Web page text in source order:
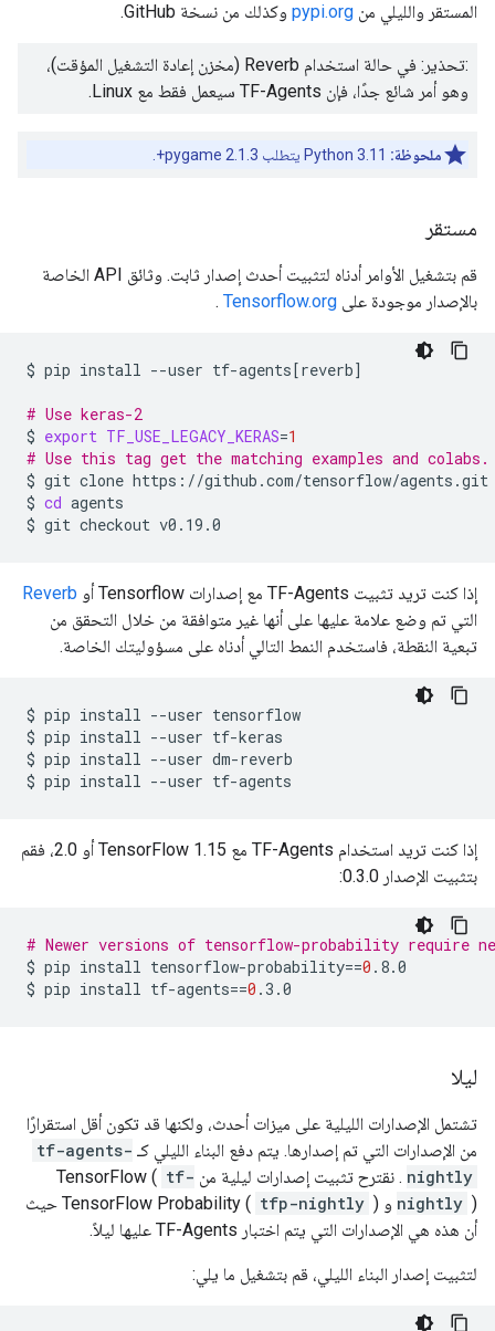
المستقر والليلي من pypi.org وكذلك من نسخة GitHub.
:تحذير: في حالة استخدام Reverb (مخزن إعادة التشغيل المؤقت)،
وهو أمر شائع جدًا، فإن TF-Agents سيعمل فقط مع Linux.
ملحوظة: Python 3.11 يتطلب pygame 2.1.3+.
مستقر
قم بتشغيل الأوامر أدناه لتثبيت أحدث إصدار ثابت. وثائق API الخاصة
بالإصدار موجودة على Tensorflow.org
.
$ pip install --user tf-agents[reverb]
# Use keras-2
$ export TF_USE_LEGACY_KERAS=1
# Use this tag get the matching examples and colabs.
$ git clone https://github.com/tensorflow/agents.git
$ cd agents
$ git checkout
إذا كنت تريد تثبيت TF-Agents مع إصدارات Tensorflow أو
Reverb
التي تم وضع علامة عليها على أنها غير متوافقة من خلال التحقق من
تبعية النقطة، فاستخدم النمط التالي أدناه على مسؤوليتك الخاصة.
$ pip install --user tensorflow
$ pip install --user tf-keras
$ pip install --user dm-reverb
$ pip install --user
إذا كنت تريد استخدام TF-Agents مع TensorFlow 1.15 أو 2.0، فقم
بتثبيت الإصدار 0.3.0:
# Newer versions of tensorflow-probability require
$ pip install tensorflow-probability==0 .8.0
$ pip install tf-agents==0
ليلا
تشتمل الإصدارات الليلية على ميزات أحدث، ولكنها قد تكون أقل استقرارًا
من الإصدارات التي تم إصدارها. يتم دفع البناء الليلي كـ tf-agents-
nightly . نقترح تثبيت إصدارات ليلية من TensorFlow ( tf-
nightly ) و TensorFlow Probability ( tfp-nightly
) حيث
أن هذه هي الإصدارات التي يتم اختبار TF-Agents عليها ليلاً.
لتثبيت إصدار البناء الليلي، قم بتشغيل ما يلي: